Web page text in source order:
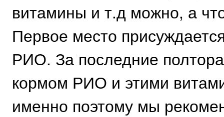
витамины и т.д можно, а
Первое место
РИО. За последние
кормом РИО и этими
именно поэтому мы